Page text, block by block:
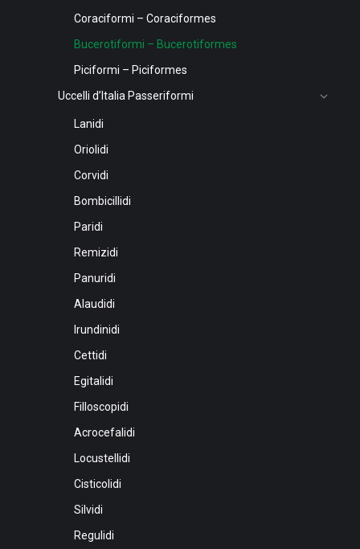
Coraciformi – Coraciformes
Bucerotiformi – Bucerotiformes
Piciformi – Piciformes
Uccelli d’Italia Passeriformi
Lanidi
Oriolidi
Corvidi
Bombicillidi
Paridi
Remizidi
Panuridi
Alaudidi
Irundinidi
Cettidi
Egitalidi
Filloscopidi
Acrocefalidi
Locustellidi
Cisticolidi
Silvidi
Regulidi